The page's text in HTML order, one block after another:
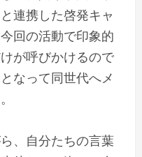
連携した啓発キャ
回の活動で印象的
が呼びかけるので
なって同世代へメ
、自分たちの言葉